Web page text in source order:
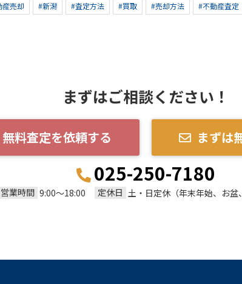
産売却 #新潟 #査定方法 #買取 #売却方法 #不動産査定
まずはご相談ください！
無料査定を依頼する まずは
025-250-7180
営業時間 9:00～18:00 定休日 土・日定休（年末年始、お盆